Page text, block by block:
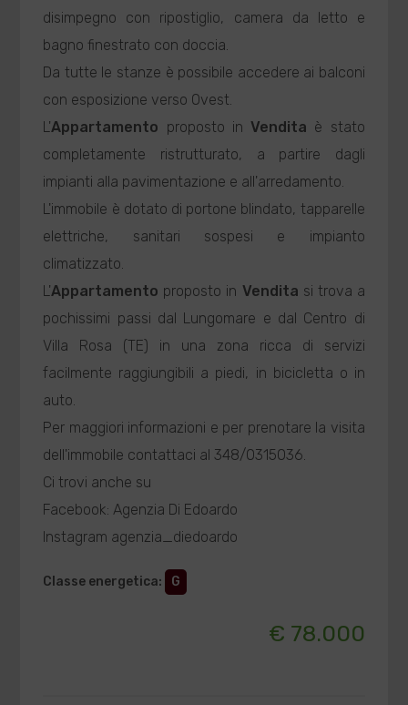
disimpegno con ripostiglio, camera da letto e
bagno finestrato con doccia.
Da tutte le stanze è possibile accedere ai balconi
con esposizione verso Ovest.
L'Appartamento proposto in Vendita è stato
completamente ristrutturato, a partire dagli
impianti alla pavimentazione e all'arredamento.
L'immobile è dotato di portone blindato, tapparelle
elettriche, sanitari sospesi e impianto
climatizzato.
L'Appartamento proposto in Vendita si trova a
pochissimi passi dal Lungomare e dal Centro di
Villa Rosa (TE) in una zona ricca di servizi
facilmente raggiungibili a piedi, in bicicletta o in
auto.
Per maggiori informazioni e per prenotare la visita
dell'immobile contattaci al 348/0315036.
Ci trovi anche su
Facebook: Agenzia Di Edoardo
Instagram agenzia_diedoardo
Classe energetica: G
€ 78.000